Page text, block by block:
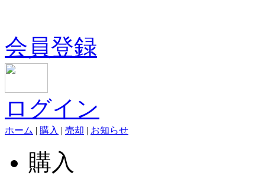
会員登録
ログイン
ホーム | 購入 | 売却 | お知らせ
購入